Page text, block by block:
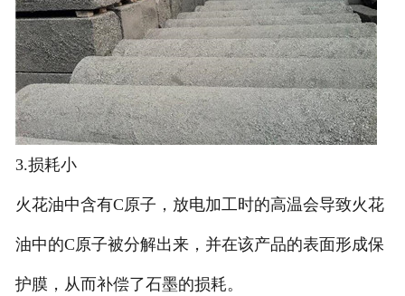
3.损耗小
火花油中含有C原子，放电加工时的高温会导致火花
油中的C原子被分解出来，并在该产品的表面形成保
护膜，从而补偿了石墨的损耗。